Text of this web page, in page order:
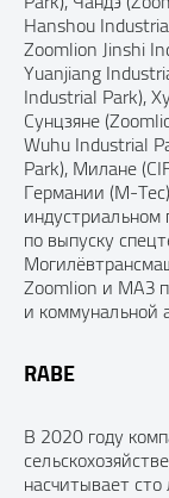
Hanshou
Zoomlion Jinshi
Yuanjiang
Industrial Park),
Сунцзяне
Wuhu Industrial
Park), Милане
Германии (M-
индустриальном
по выпуску
Zoomlion и МАЗ
и коммунальной
RABE
В 2020 году
насчитывает сто